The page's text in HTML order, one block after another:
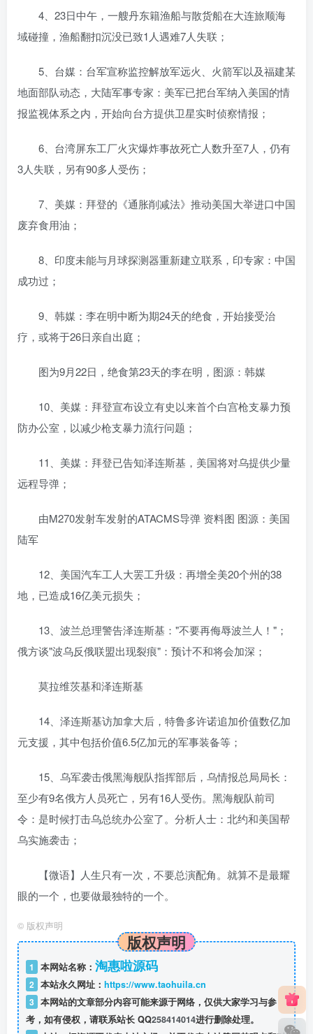
4、23日中午，一艘丹东籍渔船与散货船在大连旅顺海
域碰撞，渔船翻扣沉没已致1人遇难7人失联；
5、台媒：台军宣称监控解放军远火、火箭军以及福建某
地面部队动态，大陆军事专家：美军已把台军纳入美国的情
报监视体系之内，开始向台方提供卫星实时侦察情报；
6、台湾屏东工厂火灾爆炸事故死亡人数升至7人，仍有
3人失联，另有90多人受伤；
7、美媒：拜登的《通胀削减法》推动美国大举进口中国
废弃食用油；
8、印度未能与月球探测器重新建立联系，印专家：中国
成功过；
9、韩媒：李在明中断为期24天的绝食，开始接受治
疗，或将于26日亲自出庭；
图为9月22日，绝食第23天的李在明，图源：韩媒
10、美媒：拜登宣布设立有史以来首个白宫枪支暴力预
防办公室，以减少枪支暴力流行问题；
11、美媒：拜登已告知泽连斯基，美国将对乌提供少量
远程导弹；
由M270发射车发射的ATACMS导弹 资料图 图源：美国
陆军
12、美国汽车工人大罢工升级：再增全美20个州的38
地，已造成16亿美元损失；
13、波兰总理警告泽连斯基："不要再侮辱波兰人！"；
俄方谈"波乌反俄联盟出现裂痕"：预计不和将会加深；
莫拉维茨基和泽连斯基
14、泽连斯基访加拿大后，特鲁多许诺追加价值数亿加
元支援，其中包括价值6.5亿加元的军事装备等；
15、乌军袭击俄黑海舰队指挥部后，乌情报总局局长：
至少有9名俄方人员死亡，另有16人受伤。黑海舰队前司
令：是时候打击乌总统办公室了。分析人士：北约和美国帮
乌实施袭击；
【微语】人生只有一次，不要总演配角。就算不是最耀
眼的一个，也要做最独特的一个。
© 版权声明
版权声明
1 本网站名称： 淘惠啦源码
2 本站永久网址： https://www.taohuila.cn
3 本网站的文章部分内容可能来源于网络，仅供大家学习与参
考，如有侵权，请联系站长 QQ258414014进行删除处理。